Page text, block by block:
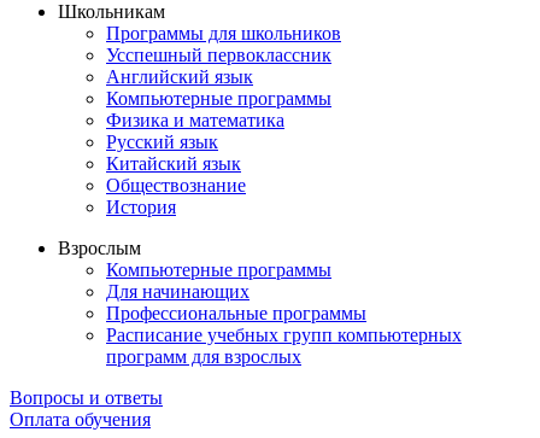
Школьникам
Программы для школьников
Усспешный первоклассник
Английский язык
Компьютерные программы
Физика и математика
Русский язык
Китайский язык
Обществознание
История
Взрослым
Компьютерные программы
Для начинающих
Профессиональные программы
Расписание учебных групп компьютерных
программ для взрослых
Вопросы и ответы
Оплата обучения